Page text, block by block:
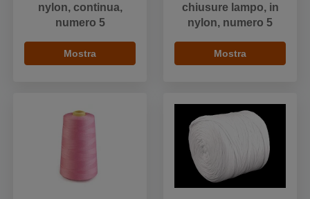
nylon, continua,
numero 5
Mostra
chiusure lampo, in
nylon, numero 5
Mostra